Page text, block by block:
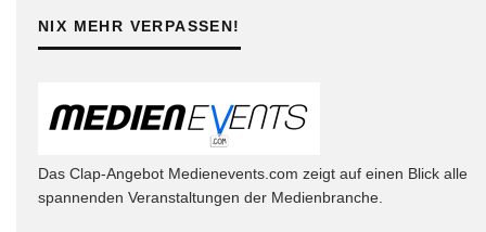
NIX MEHR VERPASSEN!
Das Clap-Angebot Medienevents.com zeigt auf einen Blick alle
spannenden Veranstaltungen der Medienbranche.